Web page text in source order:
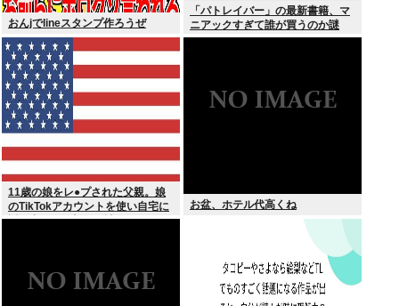
おんjでlineスタンプ作ろうぜ
「パトレイバー」の最新書籍、マ
ニアックすぎて誰が買うのか謎
11歳の娘をレ●プされた父親。娘
のTikTokアカウントを使い自宅に
誘き出し、銃撃で天誅！
お盆、ホテル代高くね